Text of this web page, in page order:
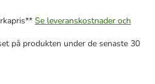
Se leveranskostnader och
på produkten under de senaste 30